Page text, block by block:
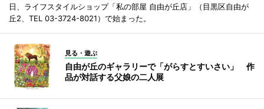
日、ライフスタイルショップ「私の部屋 自由が丘店」（目黒区自由が
丘2、TEL 03-3724-8021）で始まった。
見る・遊ぶ
自由が丘のギャラリーで「がらすとすいさい」 作
品が対話する父娘の二人展